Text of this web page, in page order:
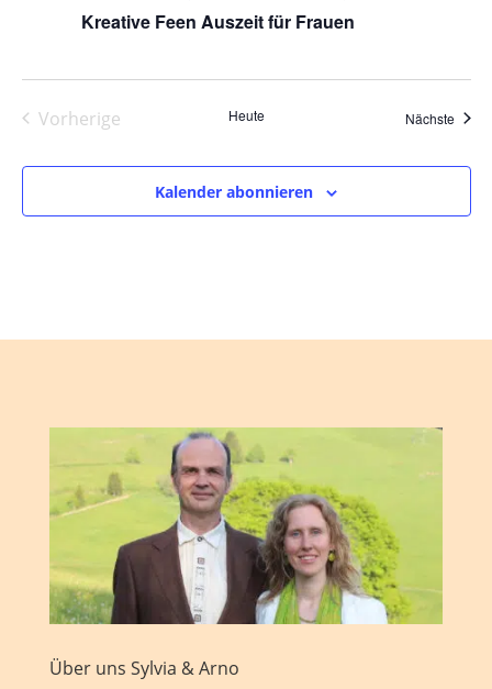
Kreative Feen Auszeit für Frauen
Vorherige
Heute Nächste
Kalender abonnieren
Über uns Sylvia & Arno